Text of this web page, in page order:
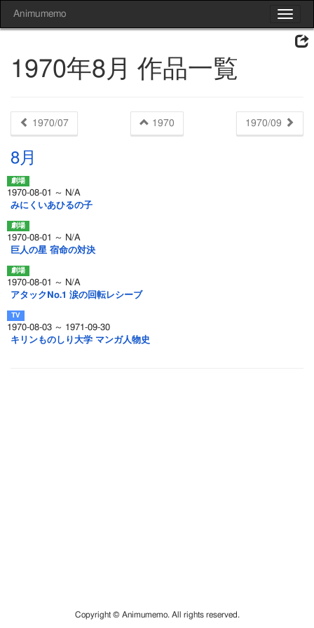
Toggle
Animumemo
1970年8月 作品一覧
1970/07 1970 1970/09
8月
1970-08-01 ～ N/A
みにくいあひるの子
1970-08-01 ～ N/A
巨人の星 宿命の対決
1970-08-01 ～ N/A
アタックNo.1 涙の回転レシーブ
1970-08-03 ～ 1971-09-30
キリンものしり大学 マンガ人物史
Copyright © Animumemo. All rights reserved.